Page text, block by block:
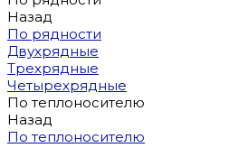
Назад
По рядности
Двухрядные
Трехрядные
Четырехрядные
По теплоносителю
Назад
По теплоносителю